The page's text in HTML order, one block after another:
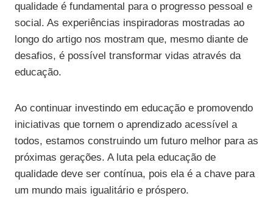
qualidade é fundamental para o progresso pessoal e
social. As experiências inspiradoras mostradas ao
longo do artigo nos mostram que, mesmo diante de
desafios, é possível transformar vidas através da
educação.
Ao continuar investindo em educação e promovendo
iniciativas que tornem o aprendizado acessível a
todos, estamos construindo um futuro melhor para as
próximas gerações. A luta pela educação de
qualidade deve ser contínua, pois ela é a chave para
um mundo mais igualitário e próspero.